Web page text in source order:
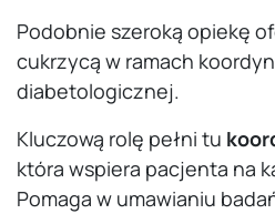
Podobnie szeroką opiekę
cukrzycą w ramach
diabetologicznej.
Kluczową rolę pełni tu
która wspiera pacjenta na
Pomaga w umawianiu